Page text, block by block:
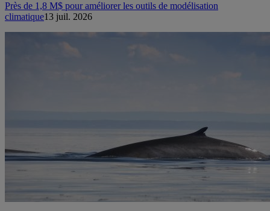
Près de 1,8 M$ pour améliorer les outils de modélisation
climatique13 juil. 2026